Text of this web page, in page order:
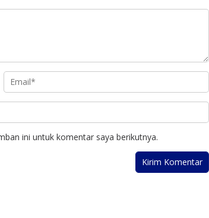
ini untuk komentar saya berikutnya.